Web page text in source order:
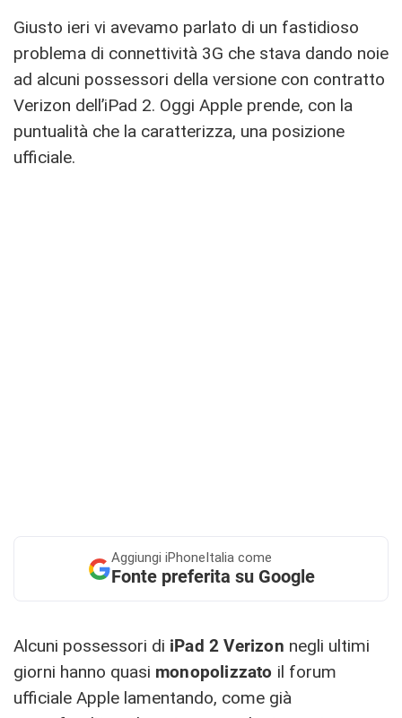
Giusto ieri vi avevamo parlato di un fastidioso
problema di connettività 3G che stava dando noie
ad alcuni possessori della versione con contratto
Verizon dell’iPad 2. Oggi Apple prende, con la
puntualità che la caratterizza, una posizione
ufficiale.
Aggiungi iPhoneItalia come
Fonte preferita su Google
Alcuni possessori di iPad 2 Verizon negli ultimi
giorni hanno quasi monopolizzato il forum
ufficiale Apple lamentando, come già